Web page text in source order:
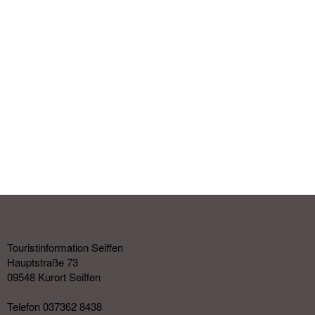
Touristinformation Seiffen
Hauptstraße 73
09548 Kurort Seiffen
Telefon 037362 8438